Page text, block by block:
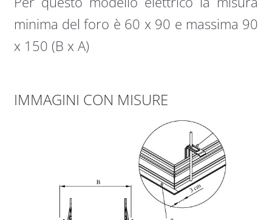
minima del foro è 60 x 90 e massima 90
x 150 (B x A)
IMMAGINI CON MISURE